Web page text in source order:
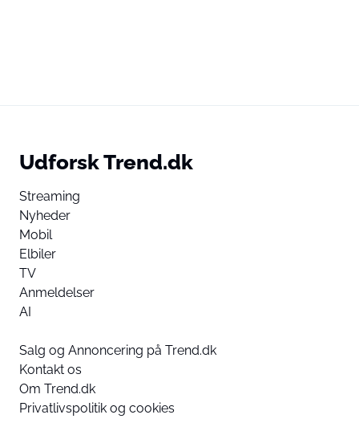
Udforsk Trend.dk
Streaming
Nyheder
Mobil
Elbiler
TV
Anmeldelser
AI
Salg og Annoncering på Trend.dk
Kontakt os
Om Trend.dk
Privatlivspolitik og cookies